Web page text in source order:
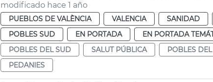
modificado hace 1 año
PUEBLOS DE VALÈNCIA VALENCIA SANIDAD
POBLES SUD
EN PORTADA EN PORTADA
POBLES DEL SUD
SALUT PÚBLICA POBLES
PEDANIES